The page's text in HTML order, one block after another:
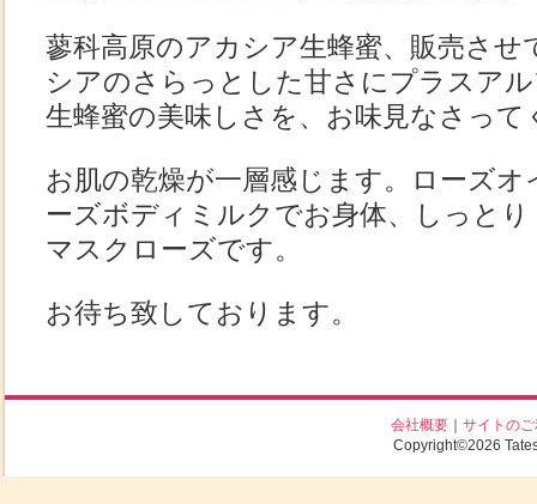
蓼科高原のアカシア生蜂蜜、販売さ
シアのさらっとした甘さにプラスア
生蜂蜜の美味しさを、お味見なさって
お肌の乾燥が一層感じます。ローズ
ーズボディミルクでお身体、しっと
マスクローズです。
お待ち致しております。
会社概要
サイトの
Copyright©2026